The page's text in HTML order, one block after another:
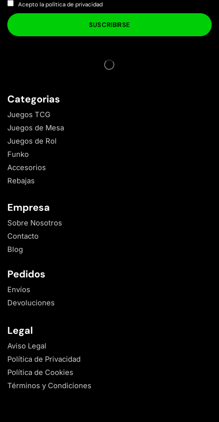
Acepto la política de privacidad
Categorias
Juegos TCG
Juegos de Mesa
Juegos de Rol
Funko
Accesorios
Rebajas
Empresa
Sobre Nosotros
Contacto
Blog
Pedidos
Envíos
Devoluciones
Legal
Aviso Legal
Política de Privacidad
Política de Cookies
Términos y Condiciones